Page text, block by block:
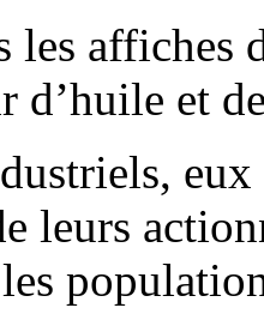
les affiches
d’huile et
leurs